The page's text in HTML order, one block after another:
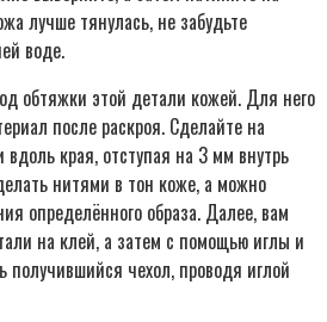
лучше тянулась, не забудьте
воде.
обтяжки этой детали кожей. Для него
после раскроя. Сделайте на
края, отступая на 3 мм внутрь
нитями в тон коже, а можно
определённого образа. Далее, вам
на клей, а затем с помощью иглы и
получившийся чехол, проводя иглой